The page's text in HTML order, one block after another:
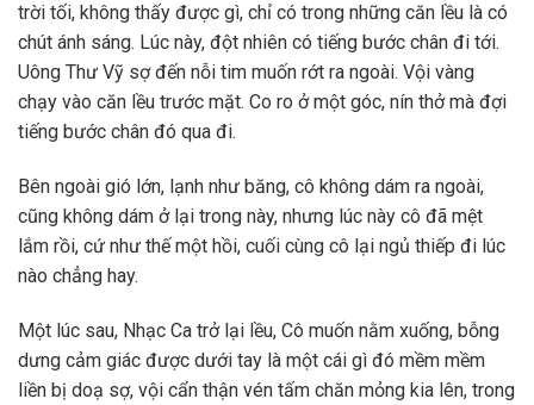
trời tối, không thấy được gì, chỉ có trong những căn lều là có
chút ánh sáng. Lúc này, đột nhiên có tiếng bước chân đi tới.
Uông Thư Vỹ sợ đến nỗi tim muốn rớt ra ngoài. Vội vàng
chạy vào căn lều trước mặt. Co ro ở một góc, nín thở mà đợi
tiếng bước chân đó qua đi.
Bên ngoài gió lớn, lạnh như băng, cô không dám ra ngoài,
cũng không dám ở lại trong này, nhưng lúc này cô đã mệt
lắm rồi, cứ như thế một hồi, cuối cùng cô lại ngủ thiếp đi lúc
nào chẳng hay.
Một lúc sau, Nhạc Ca trở lại lều, Cô muốn nằm xuống, bỗng
dưng cảm giác được dưới tay là một cái gì đó mềm mềm
liền bị doạ sợ, vội cẩn thận vén tấm chăn mỏng kia lên, trong